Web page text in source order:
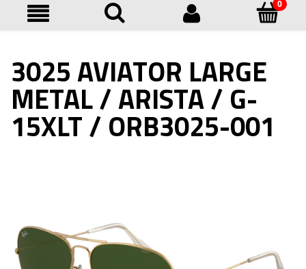
3025 AVIATOR LARGE
METAL / ARISTA / G-
15XLT / ORB3025-001